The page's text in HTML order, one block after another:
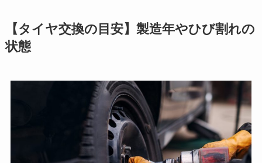
【タイヤ交換の目安】製造年やひび割れの
状態